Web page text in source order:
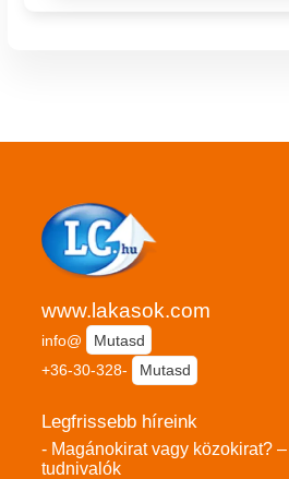
www.lakasok.com
info@
Mutasd
+36-30-328-
Mutasd
Legfrissebb híreink
- Magánokirat vagy közokirat?
tudnivalók